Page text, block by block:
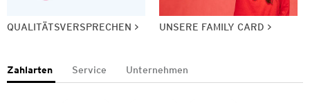
QUALITÄTSVERSPRECHEN UNSERE FAMILY CARD
Zahlarten Service Unternehmen